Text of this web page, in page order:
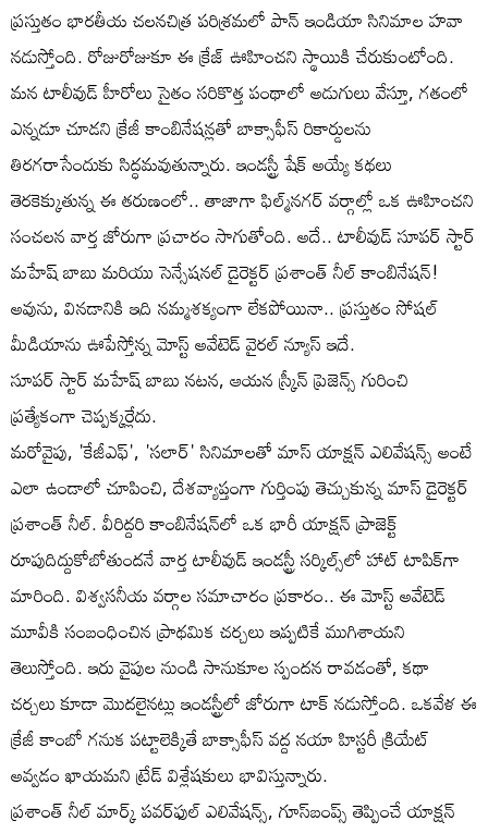
ప్రస్తుతం భారతీయ చలనచిత్ర పరిశ్రమలో పాన్ ఇండియా సినిమాల హవా
నడుస్తోంది. రోజురోజుకూ ఈ క్రేజ్ ఊహించని స్థాయికి చేరుకుంటోంది.
మన టాలీవుడ్ హీరోలు సైతం సరికొత్త పంథాలో అడుగులు వేస్తూ, గతంలో
ఎన్నడూ చూడని క్రేజీ కాంబినేషన్లతో బాక్సాఫీస్ రికార్డులను
తిరగరాసేందుకు సిద్ధమవుతున్నారు. ఇండస్ట్రీ షేక్ అయ్యే కథలు
తెరకెక్కుతున్న ఈ తరుణంలో.. తాజాగా ఫిల్మ్‌నగర్ వర్గాల్లో ఒక ఊహించని
సంచలన వార్త జోరుగా ప్రచారం సాగుతోంది. అదే.. టాలీవుడ్ సూపర్ స్టార్
మహేష్ బాబు మరియు సెన్సేషనల్ డైరెక్టర్ ప్రశాంత్ నీల్ కాంబినేషన్!
అవును, వినడానికి ఇది నమ్మశక్యంగా లేకపోయినా.. ప్రస్తుతం సోషల్
మీడియాను ఊపేస్తోన్న మోస్ట్ అవేటెడ్ వైరల్ న్యూస్ ఇదే.
సూపర్ స్టార్ మహేష్ బాబు నటన, ఆయన స్క్రీన్ ప్రెజెన్స్ గురించి
ప్రత్యేకంగా చెప్పక్కర్లేదు.
మరోవైపు, 'కేజీఎఫ్', 'సలార్' సినిమాలతో మాస్ యాక్షన్ ఎలివేషన్స్ అంటే
ఎలా ఉండాలో చూపించి, దేశవ్యాప్తంగా గుర్తింపు తెచ్చుకున్న మాస్ డైరెక్టర్
ప్రశాంత్ నీల్. వీరిద్దరి కాంబినేషన్‌లో ఒక భారీ యాక్షన్ ప్రాజెక్ట్
రూపుదిద్దుకోబోతుందనే వార్త టాలీవుడ్ ఇండస్ట్రీ సర్కిల్స్‌లో హాట్ టాపిక్‌గా
మారింది. విశ్వసనీయ వర్గాల సమాచారం ప్రకారం.. ఈ మోస్ట్ అవేటెడ్
మూవీకి సంబంధించిన ప్రాథమిక చర్చలు ఇప్పటికే ముగిశాయని
తెలుస్తోంది. ఇరు వైపుల నుండి సానుకూల స్పందన రావడంతో, కథా
చర్చలు కూడా మొదలైనట్లు ఇండస్ట్రీలో జోరుగా టాక్ నడుస్తోంది. ఒకవేళ ఈ
క్రేజీ కాంబో గనుక పట్టాలెక్కితే బాక్సాఫీస్ వద్ద నయా హిస్టరీ క్రియేట్
అవ్వడం ఖాయమని ట్రేడ్ విశ్లేషకులు భావిస్తున్నారు.
ప్రశాంత్ నీల్ మార్క్ పవర్‌ఫుల్ ఎలివేషన్స్, గూస్‌బంప్స్ తెప్పించే యాక్షన్